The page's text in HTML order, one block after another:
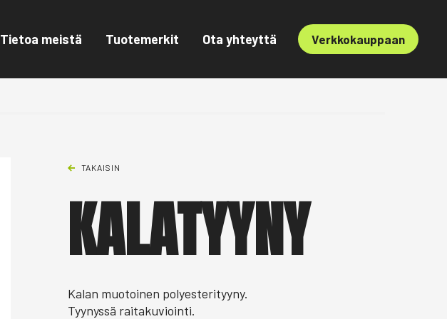
Tietoa meistä Tuotemerkit Ota yhteyttä Verkkokauppaan
TAKAISIN
KALATYYNY
Kalan muotoinen polyesterityyny.
Tyynyssä raitakuviointi.